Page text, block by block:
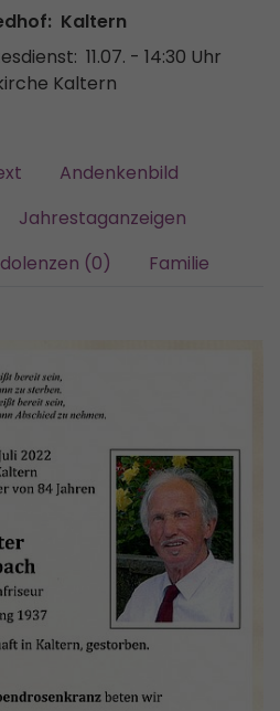
Kaltern
11.07. - 14:30 Uhr
Kaltern
Andenkenbild
Jahrestaganzeigen
(0) Familie